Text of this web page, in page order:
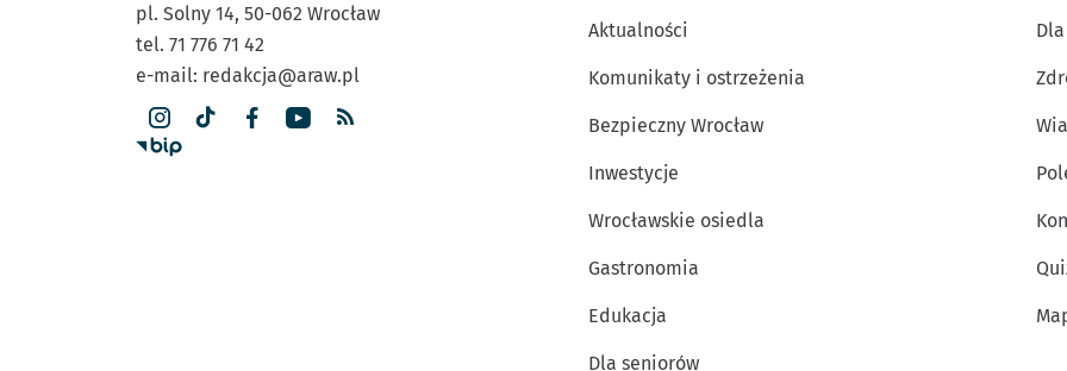
pl. Solny 14, 50-062 Wrocław
tel. 71 776 71 42
e-mail: redakcja@araw.pl
Aktualności
Komunikaty i ostrzeżenia
Bezpieczny Wrocław
Inwestycje
Wrocławskie osiedla
Gastronomia
Edukacja
Dla seniorów